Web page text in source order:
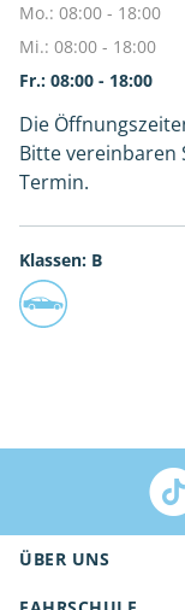
Mo.: 08:00 - 18:00
Mi.: 08:00 - 18:00
Fr.: 08:00 - 18:00
Die
Bitte vereinbaren
Termin.
Klassen: B
ÜBER UNS